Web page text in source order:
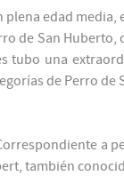
plena edad
de San
tubo una
de Perro de
a
también